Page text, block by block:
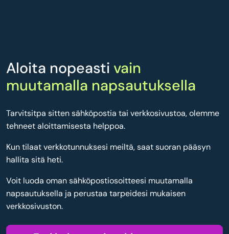
Aloita nopeasti vain
muutamalla napsautuksella
Tarvitsitpa sitten sähköpostia tai verkkosivustoa, olemme
tehneet aloittamisesta helppoa.
Kun tilaat verkkotunnuksesi meiltä, saat suoran pääsyn
hallita sitä heti.
Voit luoda oman sähköpostiosoitteesi muutamalla
napsautuksella ja perustaa tarpeidesi mukaisen
verkkosivuston.